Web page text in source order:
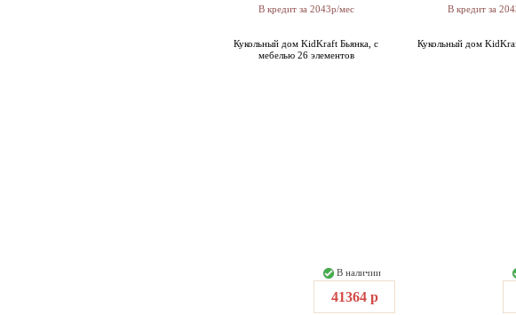
В кредит за 2043р/мес В кредит за
Кукольный дом KidKraft Бьянка, с
мебелью 26 элементов
В наличии
41364 р
Кукольный дом